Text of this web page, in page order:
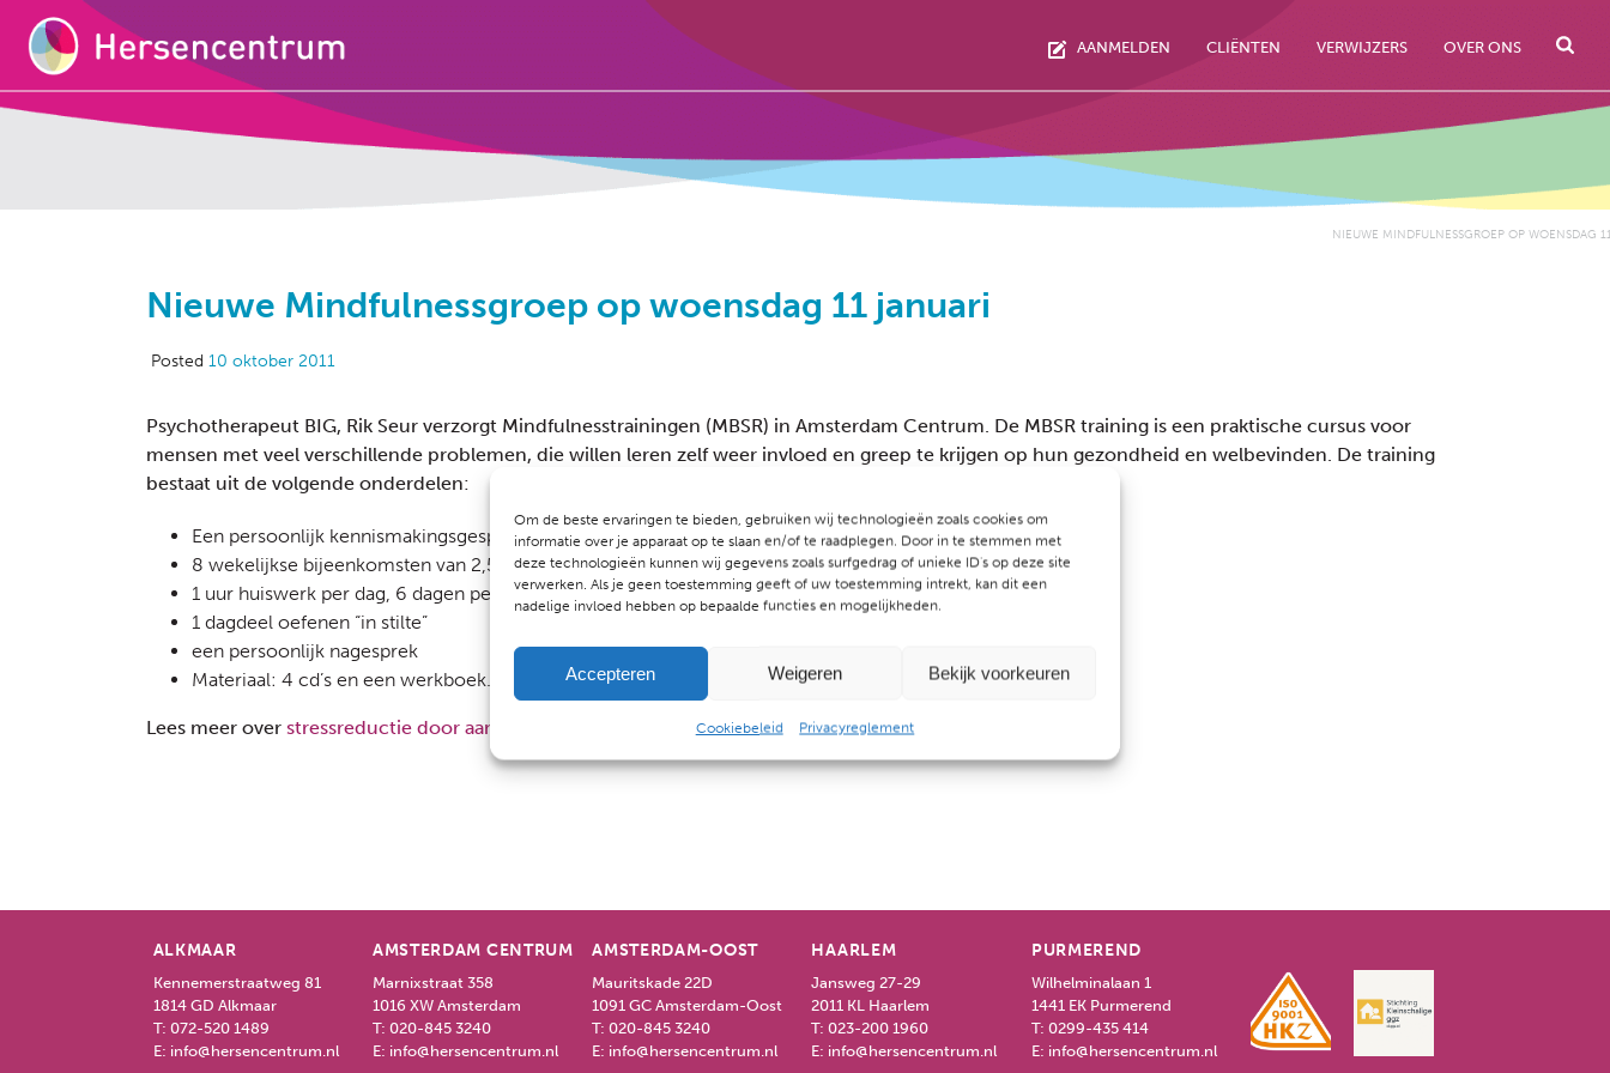
Om de beste ervaringen te bieden, gebruiken wij technologieën zoals cookies om
informatie over je apparaat op te slaan en/of te raadplegen. Door in te stemmen met
deze technologieën kunnen wij gegevens zoals surfgedrag of unieke ID's op deze site
verwerken. Als je geen toestemming geeft of uw toestemming intrekt, kan dit een
nadelige invloed hebben op bepaalde functies en mogelijkheden.
Accepteren Weigeren Bekijk voorkeuren
Cookiebeleid Privacyreglement
AANMELDEN CLIËNTEN VERWIJZERS OVER ONS
NIEUWE MINDFULNESSGROEP OP WOENSDAG
Nieuwe Mindfulnessgroep op woensdag 11 januari
Posted 10 oktober 2011
Psychotherapeut BIG, Rik Seur verzorgt Mindfulnesstrainingen (MBSR) in Amsterdam Centrum. De MBSR training is een praktische cursus voor
mensen met veel verschillende problemen, die willen leren zelf weer invloed en greep te krijgen op hun gezondheid en welbevinden. De training
bestaat uit de volgende onderdelen:
Een persoonlijk kennismakingsgesprek
8 wekelijkse bijeenkomsten van 2,5 uur
1 uur huiswerk per dag, 6 dagen per week
1 dagdeel oefenen “in stilte”
een persoonlijk nagesprek
Materiaal: 4 cd’s en een werkboek.
Lees meer over stressreductie door aandachttraining Mindfulness.
ALKMAAR
Kennemerstraatweg 81
1814 GD Alkmaar
T: 072-520 1489
E: info@hersencentrum.nl
AMSTERDAM CENTRUM
Marnixstraat 358
1016 XW Amsterdam
T: 020-845 3240
E: info@hersencentrum.nl
AMSTERDAM-OOST
Mauritskade 22D
1091 GC Amsterdam-Oost
T:020-845 3240
E: info@hersencentrum.nl
HAARLEM
Jansweg 27-29
2011 KL Haarlem
T:023-200 1960
E: info@hersencentrum.nl
PURMEREND
Wilhelminalaan 1
1441 EK Purmerend
T: 0299-435 414
E: info@hersencentrum.nl